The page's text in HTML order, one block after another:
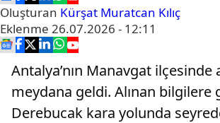
Oluşturan Kürşat Muratcan Kılıç
Eklenme 26.07.2026 - 12:11
Antalya’nın Manavgat ilçesinde
meydana geldi. Alınan bilgilere
Derebucak kara yolunda